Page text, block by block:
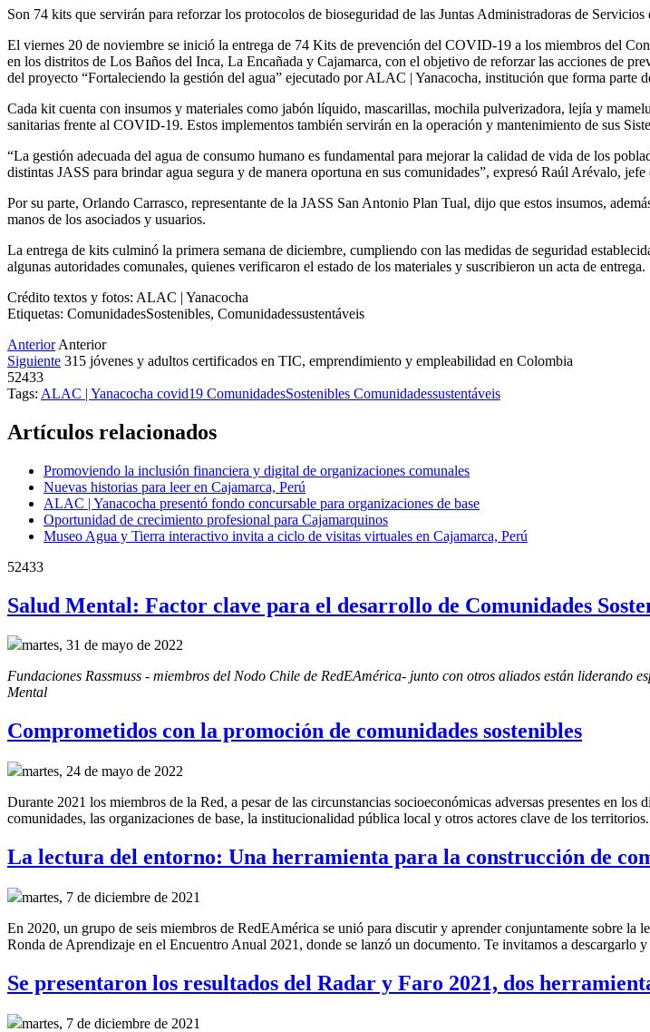
Son 74 kits que servirán para reforzar los protocolos de bioseguridad de las Juntas Administradoras de Servicios
El viernes 20 de noviembre se inició la entrega de 74 Kits de prevención del COVID-19 a los miembros del
en los distritos de Los Baños del Inca, La Encañada y Cajamarca, con el objetivo de reforzar las acciones de
del proyecto “Fortaleciendo la gestión del agua” ejecutado por ALAC | Yanacocha, institución que forma parte
Cada kit cuenta con insumos y materiales como jabón líquido, mascarillas, mochila pulverizadora, lejía y
sanitarias frente al COVID-19. Estos implementos también servirán en la operación y mantenimiento de sus
“La gestión adecuada del agua de consumo humano es fundamental para mejorar la calidad de vida de los
distintas JASS para brindar agua segura y de manera oportuna en sus comunidades”, expresó Raúl Arévalo,
Por su parte, Orlando Carrasco, representante de la JASS San Antonio Plan Tual, dijo que estos insumos,
manos de los asociados y usuarios.
La entrega de kits culminó la primera semana de diciembre, cumpliendo con las medidas de seguridad
algunas autoridades comunales, quienes verificaron el estado de los materiales y suscribieron un acta de entrega.
Crédito textos y fotos: ALAC | Yanacocha
Etiquetas: ComunidadesSostenibles, Comunidadessustentáveis
Anterior Anterior
Siguiente 315 jóvenes y adultos certificados en TIC, emprendimiento y empleabilidad en Colombia
52433
Tags: ALAC | Yanacocha covid19 ​ComunidadesSostenibles Comunidadessustentáveis
Artículos relacionados
Promoviendo la inclusión financiera y digital de organizaciones comunales
Nuevas historias para leer en Cajamarca, Perú
ALAC | Yanacocha presentó fondo concursable para organizaciones de base
Oportunidad de crecimiento profesional para Cajamarquinos
Museo Agua y Tierra interactivo invita a ciclo de visitas virtuales en Cajamarca, Perú
52433
Salud Mental: Factor clave para el desarrollo de Comunidades
martes, 31 de mayo de 2022
Fundaciones Rassmuss - miembros del Nodo Chile de RedEAmérica- junto con otros aliados están liderando
Mental
Comprometidos con la promoción de comunidades sostenibles
martes, 24 de mayo de 2022
Durante 2021 los miembros de la Red, a pesar de las circunstancias socioeconómicas adversas presentes en
comunidades, las organizaciones de base, la institucionalidad pública local y otros actores clave de los territorios.
La lectura del entorno: Una herramienta para la construcción de
martes, 7 de diciembre de 2021
En 2020, un grupo de seis miembros de RedEAmérica se unió para discutir y aprender conjuntamente sobre
Ronda de Aprendizaje en el Encuentro Anual 2021, donde se lanzó un documento. Te invitamos a descargarlo y
Se presentaron los resultados del Radar y Faro 2021, dos
martes, 7 de diciembre de 2021